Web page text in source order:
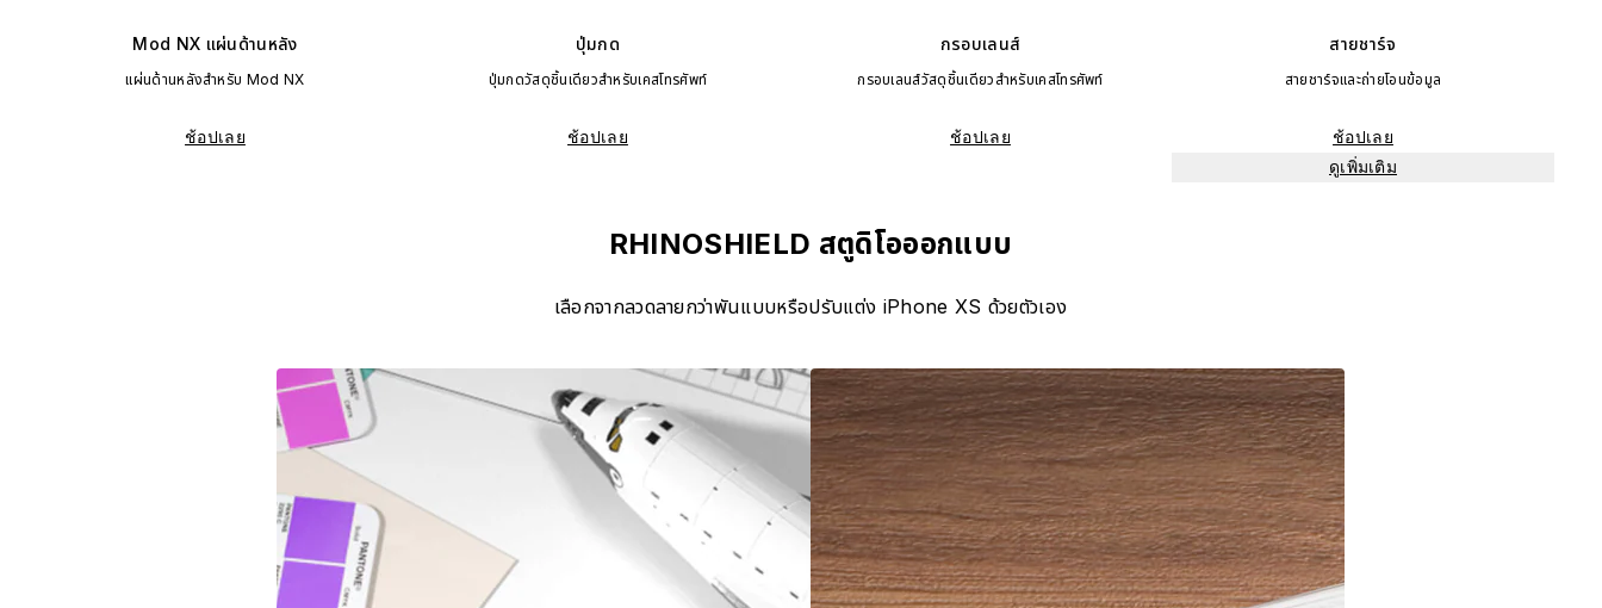
Mod NX แผ่นด้านหลัง
แผ่นด้านหลังสำหรับ Mod NX
ช้อปเลย
ปุ่มกด
ปุ่มกดวัสดุชิ้นเดียวสำหรับเคสโทรศัพท์
ช้อปเลย
กรอบเลนส์
กรอบเลนส์วัสดุชิ้นเดียวสำหรับเคสโทรศัพท์
ช้อปเลย
สายชาร์จ
สายชาร์จและถ่ายโอนข้อมูล
ช้อปเลย
ดูเพิ่มเติม
RHINOSHIELD สตูดิโอออกแบบ
เลือกจากลวดลายกว่าพันแบบหรือปรับแต่ง iPhone XS ด้วยตัวเอง